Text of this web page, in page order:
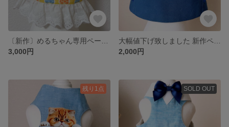
3,000円
2,000円
残り1点 SOLD OUT